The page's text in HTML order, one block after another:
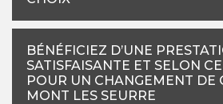
BÉNÉFICIEZ D’UNE
SATISFAISANTE ET SELON
POUR UN CHANGEMENT DE
MONT LES SEURRE